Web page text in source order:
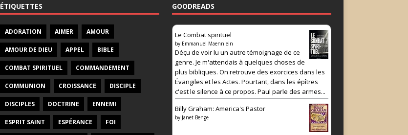
ÉTIQUETTES
ADORATION AIMER AMOUR
AMOUR DE DIEU APPEL BIBLE
COMBAT SPIRITUEL COMMANDEMENT
COMMUNION CROISSANCE DISCIPLE
DISCIPLES DOCTRINE ENNEMI
ESPRIT SAINT ESPÉRANCE FOI
GOODREADS
Le Combat spirituel
by Emmanuel Maennlein
Déçu de voir lu un autre témoignage de ce
genre. Je m'attendais à quelques choses de
plus bibliques. On retrouve des exorcices dans les
Évangiles et les Actes. Pourtant, dans les épîtres
c'est le silence à ce propos. Paul parle des armes...
Billy Graham: America's Pastor
by Janet Benge